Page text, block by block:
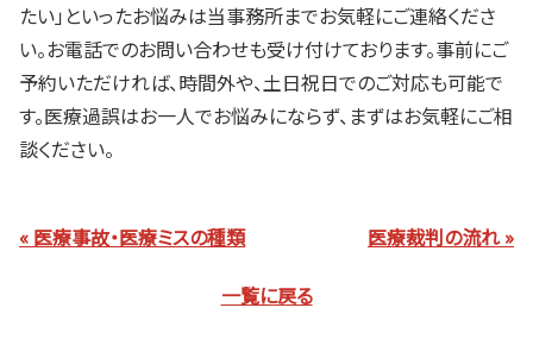
たい」といったお悩みは当事務所までお気軽にご連絡くださ
い。お電話でのお問い合わせも受け付けております。事前にご
予約いただければ、時間外や、土日祝日でのご対応も可能で
す。医療過誤はお一人でお悩みにならず、まずはお気軽にご相
談ください。
« 医療事故・医療ミスの種類 医療裁判の流れ »
一覧に戻る